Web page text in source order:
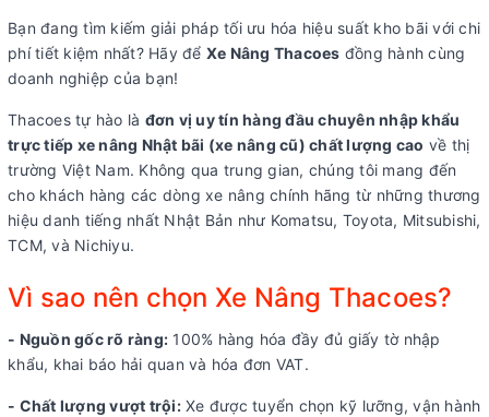
Bạn đang tìm kiếm giải pháp tối ưu hóa hiệu suất kho bãi với chi
phí tiết kiệm nhất? Hãy để Xe Nâng Thacoes đồng hành cùng
doanh nghiệp của bạn!
Thacoes tự hào là đơn vị uy tín hàng đầu chuyên nhập khẩu
trực tiếp xe nâng Nhật bãi (xe nâng cũ) chất lượng cao về thị
trường Việt Nam. Không qua trung gian, chúng tôi mang đến
cho khách hàng các dòng xe nâng chính hãng từ những thương
hiệu danh tiếng nhất Nhật Bản như Komatsu, Toyota, Mitsubishi,
TCM, và Nichiyu.
Vì sao nên chọn Xe Nâng Thacoes?
- Nguồn gốc rõ ràng: 100% hàng hóa đầy đủ giấy tờ nhập
khẩu, khai báo hải quan và hóa đơn VAT.
- Chất lượng vượt trội:Xe được tuyển chọn kỹ lưỡng, vận hành